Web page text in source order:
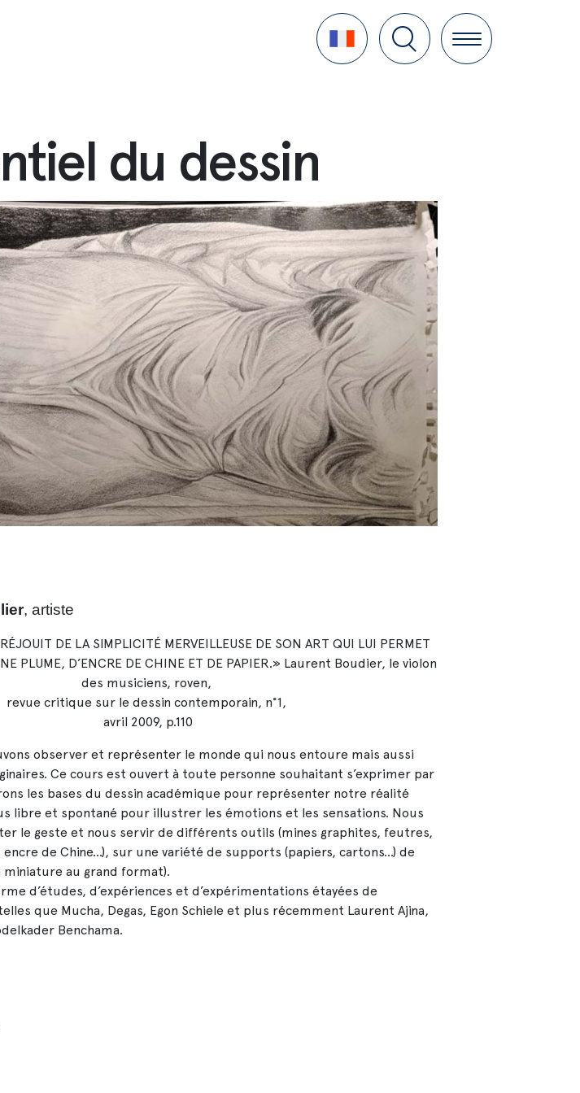
Language
du dessin
, artiste
DE LA SIMPLICITÉ MERVEILLEUSE DE SON ART QUI LUI PERMET
PLUME, D’ENCRE DE CHINE ET DE PAPIER.» Laurent Boudier, le violon
des musiciens, roven,
revue critique sur le dessin contemporain, n°1,
avril 2009, p.110
observer et représenter le monde qui nous entoure mais aussi
Ce cours est ouvert à toute personne souhaitant s’exprimer par
les bases du dessin académique pour représenter notre réalité
libre et spontané pour illustrer les émotions et les sensations. Nous
le geste et nous servir de différents outils (mines graphites, feutres,
encre de Chine…), sur une variété de supports (papiers, cartons…) de
au grand format).
d’études, d’expériences et d’expérimentations étayées de
que Mucha, Degas, Egon Schiele et plus récemment Laurent Ajina,
Benchama.